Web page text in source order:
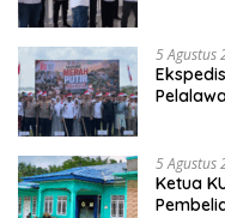
5 Agustus
5 Agustus
Ketua